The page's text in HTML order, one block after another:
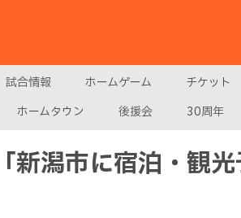
試合情報 ホームゲーム チケット
ホームタウン 後援会 30周年
潟市に宿泊・観光